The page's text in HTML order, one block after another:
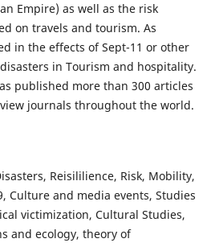
Empire) as well as the risk
on travels and tourism. As
in the effects of Sept-11 or other
in Tourism and hospitality.
published more than 300 articles
journals throughout the world.
Reisililience, Risk, Mobility,
Culture and media events, Studies
victimization, Cultural Studies,
and ecology, theory of